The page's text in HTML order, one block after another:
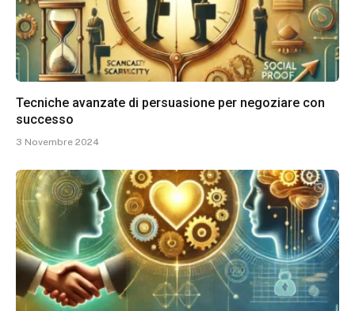
Tecniche avanzate di persuasione per negoziare con
successo
3 Novembre 2024